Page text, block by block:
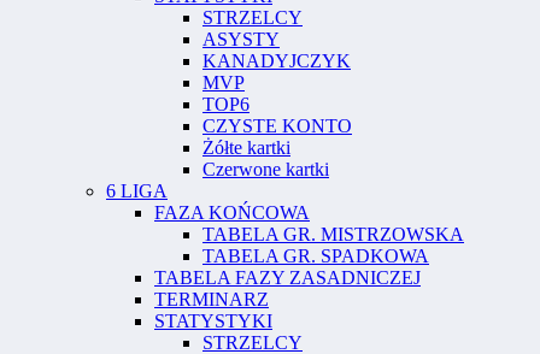
STRZELCY
ASYSTY
KANADYJCZYK
MVP
TOP6
CZYSTE KONTO
Żółte kartki
Czerwone kartki
6 LIGA
FAZA KOŃCOWA
TABELA GR. MISTRZOWSKA
TABELA GR. SPADKOWA
TABELA FAZY ZASADNICZEJ
TERMINARZ
STATYSTYKI
STRZELCY